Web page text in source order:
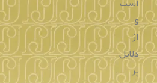
تماس بگیرید
خرید